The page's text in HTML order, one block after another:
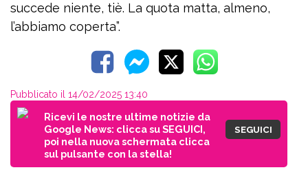
succede niente, tiè. La quota matta, almeno,
l’abbiamo coperta”.
Pubblicato il 14/02/2025 13:40
Ricevi le nostre ultime notizie da
Google News: clicca su SEGUICI,
poi nella nuova schermata clicca
sul pulsante con la stella!
SEGUICI